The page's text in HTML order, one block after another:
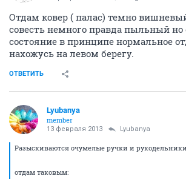
Отдам ковер ( палас) темно
совесть немного правда пыльный но
состояние в принципе нормальное
нахожусь на левом берегу.
ОТВЕТИТЬ
Lyubanya
member
13 февраля 2013 Lyubanya
Разыскиваются очумелые ручки и
отдам таковым: